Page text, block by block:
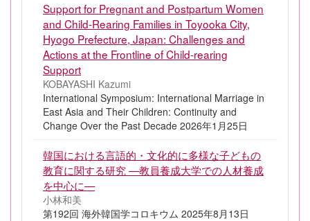
Support for Pregnant and Postpartum Women
and Child-Rearing Families in Toyooka City,
Hyogo Prefecture, Japan: Challenges and
Actions at the Frontline of Child-rearing
Support
KOBAYASHI Kazumi
International Symposium: International Marriage in
East Asia and Their Children: Continuity and
Change Over the Past Decade 2026年1月25日
韓国における言語的・文化的に多様な子どもの
教育に関する研究 —教員養成大学での人材養成
を中心に—
小林和美
第192回 海外韓国学コロキウム 2025年8月13日